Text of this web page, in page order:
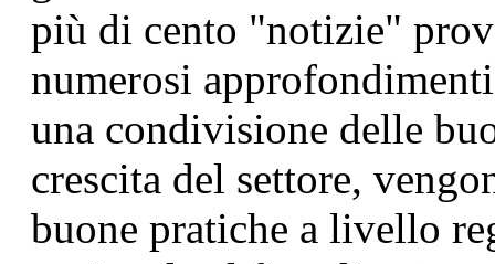
più di cento "notizie"
numerosi
una condivisione delle
crescita del settore,
buone pratiche a livello